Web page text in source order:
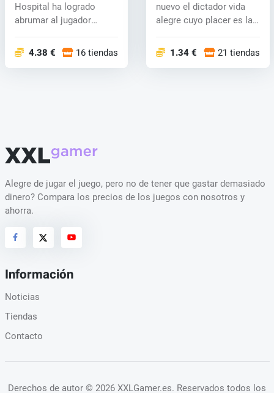
Hospital ha logrado
abrumar al jugador
4.38 € 16 tiendas
nuevo el dictador vida
alegre cuyo placer es la
1.34 € 21 tiendas
Alegre de jugar el juego, pero no de tener que gastar demasiado
dinero? Compara los precios de los juegos con nosotros y
ahorra.
Información
Noticias
Tiendas
Contacto
Derechos de autor © 2026 XXLGamer.es. Reservados todos los